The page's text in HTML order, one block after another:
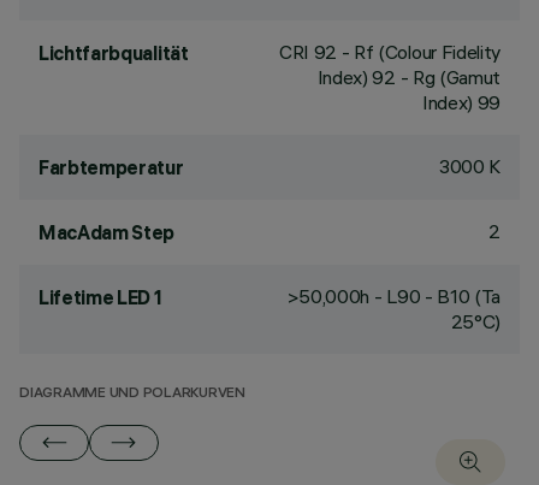
Lichtfarbqualität CRI 92 - Rf (Colour Fidelity
Index) 92 - Rg (Gamut
Index) 99
Farbtemperatur 3000 K
MacAdam Step 2
Lifetime LED 1
>50,000h - L90 - B10 (Ta
25°C)
DIAGRAMME UND POLARKURVEN